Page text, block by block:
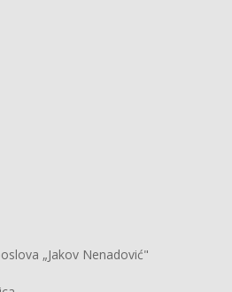
„Jakov Nenadović"